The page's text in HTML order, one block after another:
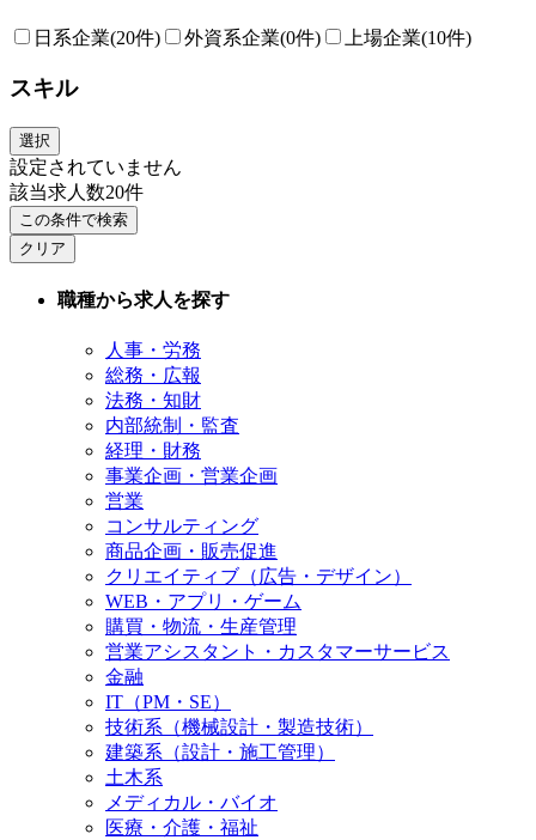
日系企業(20件) 外資系企業(0件) 上場企業(10件)
スキル
選択
設定されていません
該当求人数20件
この条件で検索
クリア
職種から求人を探す
人事・労務
総務・広報
法務・知財
内部統制・監査
経理・財務
事業企画・営業企画
営業
コンサルティング
商品企画・販売促進
クリエイティブ（広告・デザイン）
WEB・アプリ・ゲーム
購買・物流・生産管理
営業アシスタント・カスタマーサービス
金融
IT（PM・SE）
技術系（機械設計・製造技術）
建築系（設計・施工管理）
土木系
メディカル・バイオ
医療・介護・福祉